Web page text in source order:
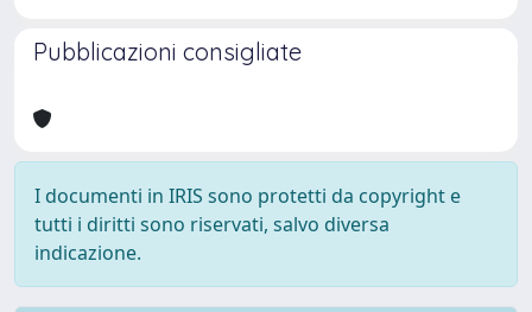
Pubblicazioni consigliate
I documenti in IRIS sono protetti da copyright e
tutti i diritti sono riservati, salvo diversa
indicazione.